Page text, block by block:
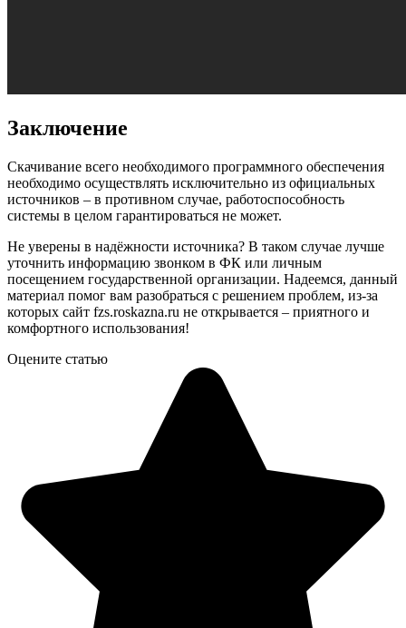
Заключение
Скачивание всего необходимого программного обеспечения
необходимо осуществлять исключительно из официальных
источников – в противном случае, работоспособность
системы в целом гарантироваться не может.
Не уверены в надёжности источника? В таком случае лучше
уточнить информацию звонком в ФК или личным
посещением государственной организации. Надеемся, данный
материал помог вам разобраться с решением проблем, из-за
которых сайт fzs.roskazna.ru не открывается – приятного и
комфортного использования!
Оцените статью